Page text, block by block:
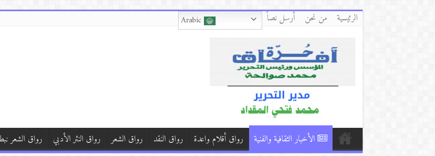
الرئيسية من نحن أرسل نصاً Arabic
الأخبار الثقافية والفنية رواق أقلام واعدة رواق النقد رواق الشعر رواق النثر الأدبي رواق الشعر